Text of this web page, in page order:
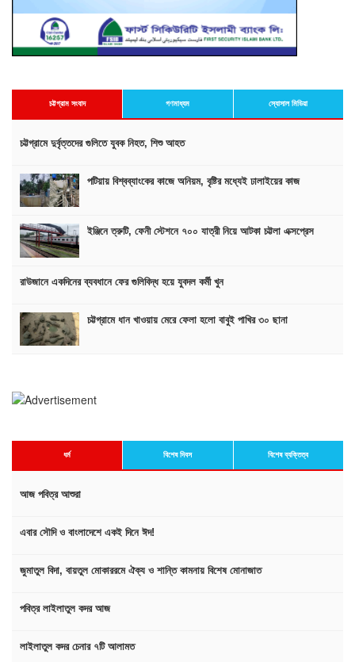
চট্টগ্রাম সংবাদ গণমাধ্যম স্যোসাল মিডিয়া
চট্টগ্রামে দুর্বৃত্তদের গুলিতে যুবক নিহত, শিশু আহত
পটিয়ায় বিশ্বব্যাংকের কাজে অনিয়ম, বৃষ্টির মধ্যেই ঢালাইয়ের কাজ
ইঞ্জিনে ত্রুটি, ফেনী স্টেশনে ৭০০ যাত্রী নিয়ে আটকা চট্টলা এক্সপ্রেস
রাউজানে একদিনের ব্যবধানে ফের গুলিবিদ্ধ হয়ে যুবদল কর্মী খুন
চট্টগ্রামে ধান খাওয়ায় মেরে ফেলা হলো বাবুই পাখির ৩০ ছানা
ধর্ম বিশেষ দিবস বিশেষ ব্যক্তিত্ব
আজ পবিত্র আশুরা
এবার সৌদি ও বাংলাদেশে একই দিনে ঈদ!
জুমাতুল বিদা, বায়তুল মোকাররমে ঐক্য ও শান্তি কামনায় বিশেষ মোনাজাত
পবিত্র লাইলাতুল কদর আজ
লাইলাতুল কদর চেনার ৭টি আলামত